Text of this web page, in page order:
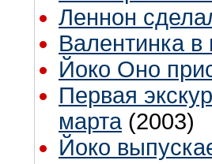
Леннон
Валентинка
Йоко Оно
Первая
марта (2003)
Йоко